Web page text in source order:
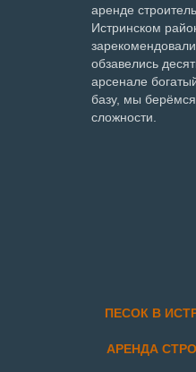
аренде
Истринском
обзавелись
арсенале
базу, мы
сложности.
ПЕСОК В
АРЕНДА